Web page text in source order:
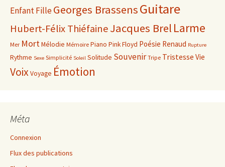
EnfantFilleGeorges BrassensGuitare
Hubert-Félix ThiéfaineJacques Brel Larme
Mer MortMélodie Mémoire Piano Pink Floyd Poésie Renaud Rupture
Rythme Sexe Simplicité Soleil Solitude Souvenir Tripe Tristesse Vie
VoixVoyage Émotion
Méta
Connexion
Flux des publications